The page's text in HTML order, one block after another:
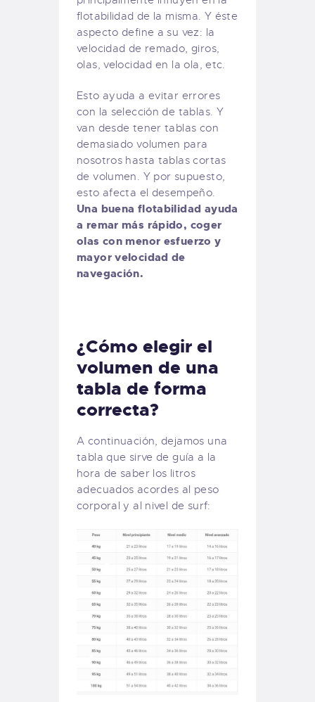
flotabilidad de la misma. Y éste
aspecto define a su vez: la
velocidad de remado, giros,
olas, velocidad en la ola, etc.
Esto ayuda a evitar errores
con la selección de tablas. Y
van desde tener tablas con
demasiado volumen para
nosotros hasta tablas cortas
de volumen. Y por supuesto,
esto afecta el desempeño.
Una buena flotabilidad ayuda
a remar más rápido, coger
olas con menor esfuerzo y
mayor velocidad de
navegación.
¿Cómo elegir el
volumen de una
tabla de forma
correcta?
A continuación, dejamos una
tabla que sirve de guía a la
hora de saber los litros
adecuados acordes al peso
corporal y al nivel de surf: